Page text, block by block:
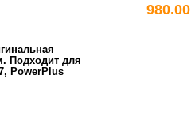
Подходит для
PowerPlus
980.00